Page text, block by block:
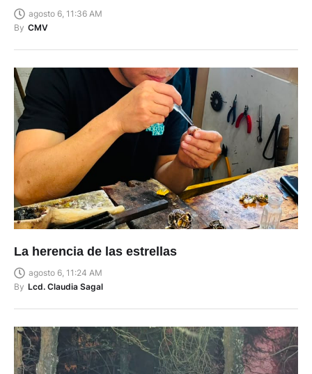
agosto 6, 11:36 AM
By CMV
La herencia de las estrellas
agosto 6, 11:24 AM
By Lcd. Claudia Sagal